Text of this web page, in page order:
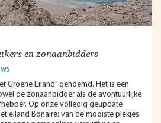
en zonaanbidders
Groene Eiland” genoemd. Het is een
de zonaanbidder als de avontuurlijke
Op onze volledig geupdate
eiland Bonaire: van de mooiste plekjes